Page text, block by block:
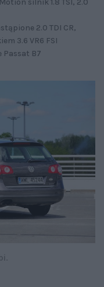
silnik 1.8 TSI, 2.0
2.0 TDI CR,
3.6 VR6 FSI
B7